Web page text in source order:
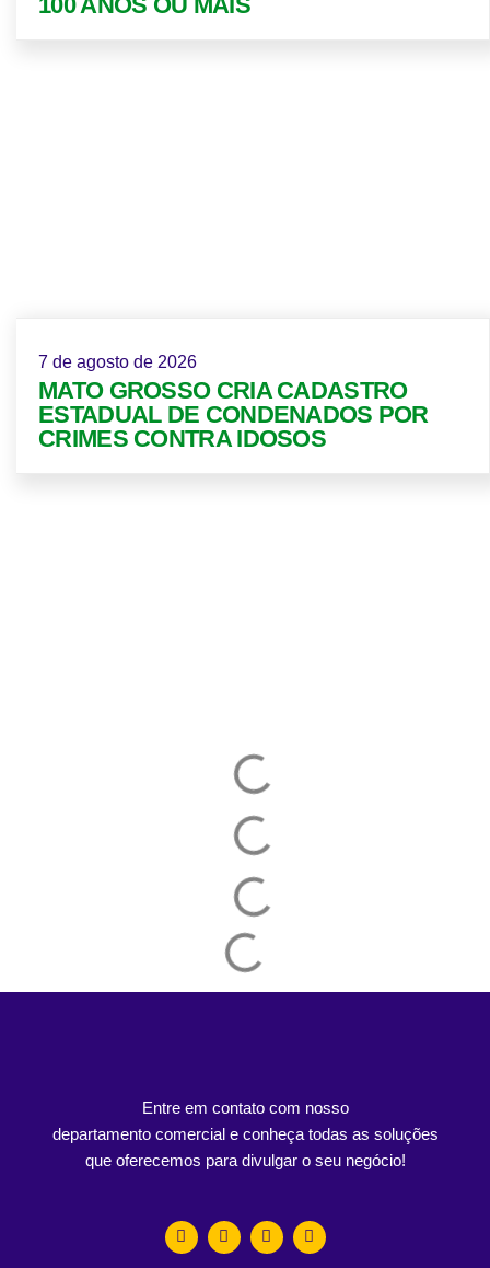
7 de agosto de 2026
MATO GROSSO CRIA CADASTRO
ESTADUAL DE CONDENADOS POR
CRIMES CONTRA IDOSOS
Entre em contato com nosso
departamento comercial e conheça todas as soluções
que oferecemos para divulgar o seu negócio!